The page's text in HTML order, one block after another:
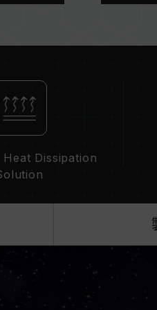
ザーボードメーカーのQVL
、システムのBIOS設定、マ
モデルが異なるメモリーを
通じてされます。異なるセ
ー（IMC）の性能（
は、メモリの動作周波数に
（AMD）を有効にしな
動作し、例えばDDR5-
り、製品の欠陥ではありませ
有効にする必要があり、一
Dissipation